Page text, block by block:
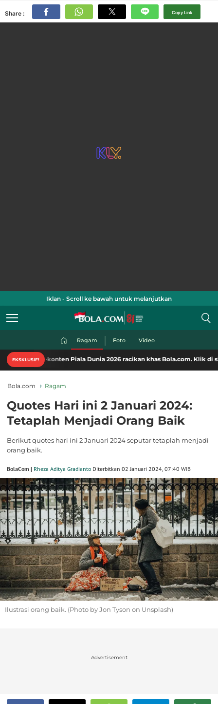
Share : Copy Link
Iklan - Scroll ke bawah untuk melanjutkan
Ragam Foto Video
EKSKLUSIF!
konten Piala Dunia 2026 racikan khas Bola.com. Klik di sini!
Bola.com Ragam
Quotes Hari ini 2 Januari 2024:
Tetaplah Menjadi Orang Baik
Berikut quotes hari ini 2 Januari 2024 seputar tetaplah menjadi
orang baik.
BolaCom | Rheza Aditya Gradianto Diterbitkan 02 Januari 2024, 07:40 WIB
Ilustrasi orang baik. (Photo by Jon Tyson on Unsplash)
Advertisement